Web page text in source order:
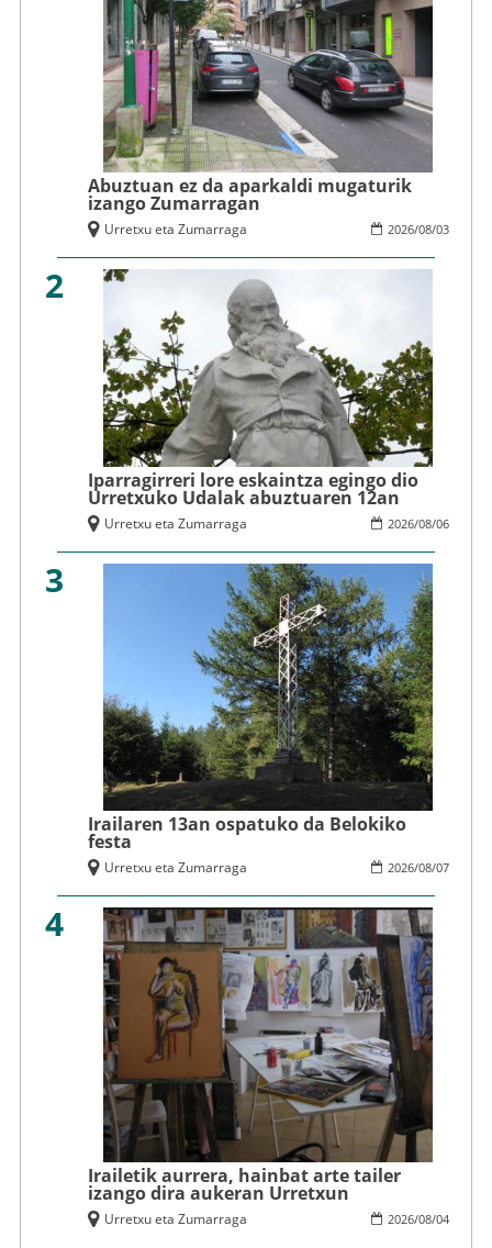
Abuztuan ez da aparkaldi mugaturik
izango Zumarragan
2026/08/03
Urretxu eta Zumarraga
2
Iparragirreri lore eskaintza egingo dio
Urretxuko Udalak abuztuaren 12an
2026/08/06
Urretxu eta Zumarraga
3
Irailaren 13an ospatuko da Belokiko
festa
2026/08/07
Urretxu eta Zumarraga
4
Irailetik aurrera, hainbat arte tailer
izango dira aukeran Urretxun
2026/08/04
Urretxu eta Zumarraga